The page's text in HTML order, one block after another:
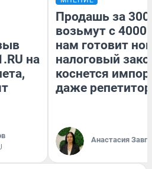
на
Продашь за
возьмут с
нам готовит
налоговый
коснется
даже
Анастасия